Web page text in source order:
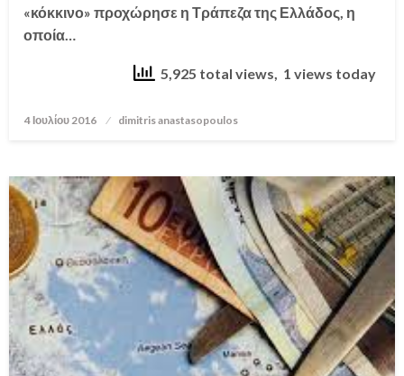
«κόκκινο» προχώρησε η Τράπεζα της Ελλάδος, η
οποία…
5,925 total views, 1 views today
Posted
4 Ιουλίου 2016 dimitris anastasopoulos